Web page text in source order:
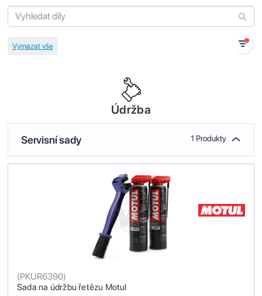
Údržba
Servisní sady 1 Produkty
Sada na údržbu řetězu Motul
(PKUR6390)